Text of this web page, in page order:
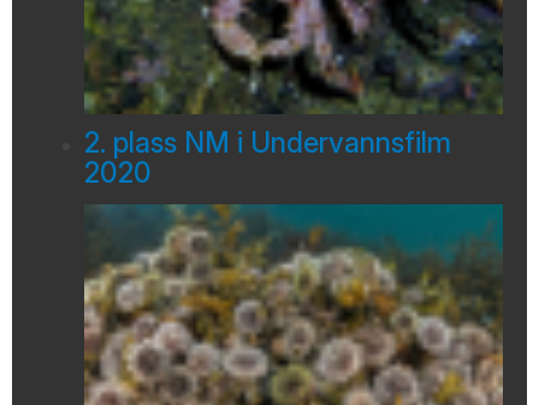
2. plass NM i Undervannsfilm
2020